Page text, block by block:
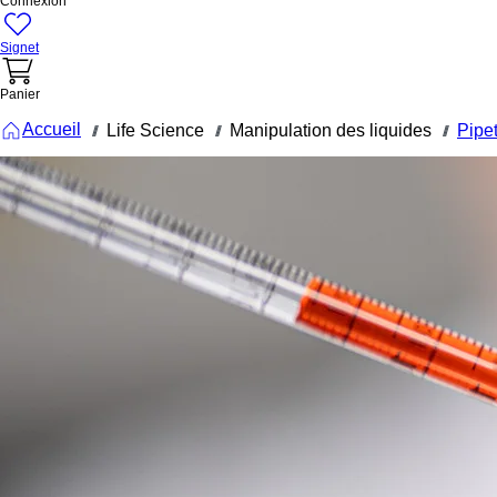
Signet
Panier
Accueil /// Life Science /// Manipulation des liquides ///